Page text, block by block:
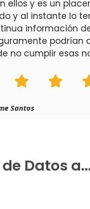
ellos y es un
y al instante lo
información
podrían
no cumplir esas
Santos
Datos